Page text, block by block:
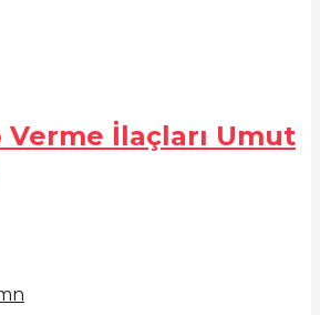
Verme İlaçları Umut